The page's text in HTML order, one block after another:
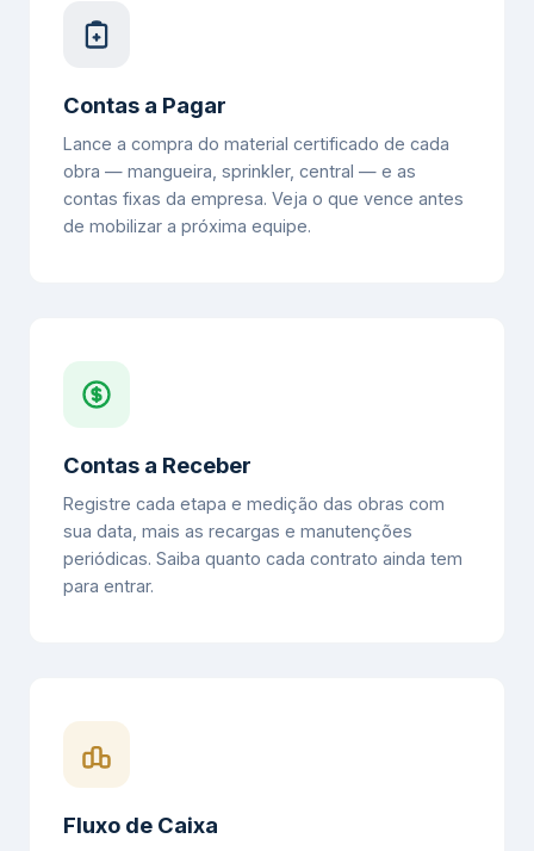
Contas a Pagar
Lance a compra do material certificado de cada
obra — mangueira, sprinkler, central — e as
contas fixas da empresa. Veja o que vence antes
de mobilizar a próxima equipe.
Contas a Receber
Registre cada etapa e medição das obras com
sua data, mais as recargas e manutenções
periódicas. Saiba quanto cada contrato ainda tem
para entrar.
Fluxo de Caixa